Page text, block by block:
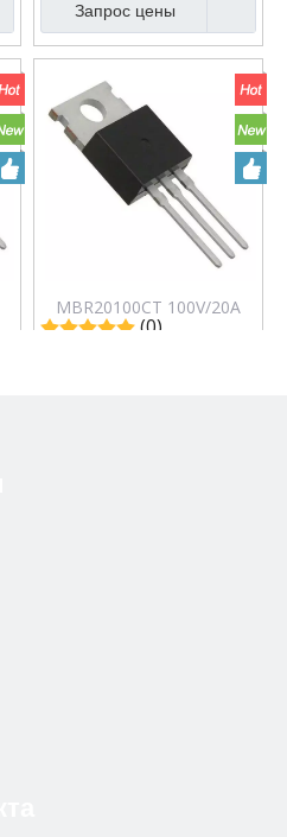
Запрос цены
MBR20100CT 100V/20A
Выпрямители Диод
(0)